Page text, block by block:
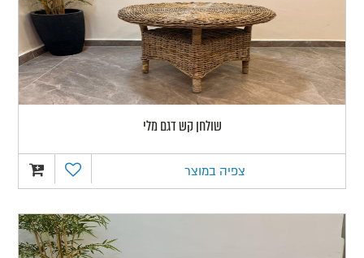
שולחן קש דגם מלי
צפיה במוצר